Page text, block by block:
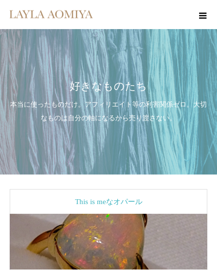
好きなものたち
本当に使ったものだけ。アフィリエイト等の利害関係ゼロ。大切
なものは自分の軸になるから売り渡さない。
This is meなオパール